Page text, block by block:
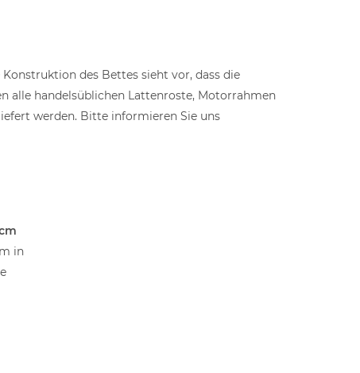
des Bettes sieht vor, dass die
alle handelsüblichen Lattenroste, Motorrahmen
werden. Bitte informieren Sie uns
in